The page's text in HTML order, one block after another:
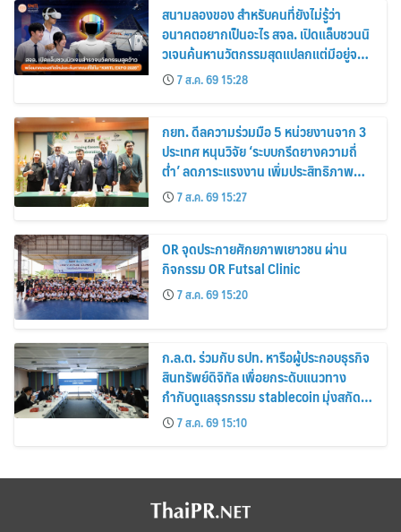
สนามลองของ สำหรับคนที่ยังไม่รู้ว่า
อนาคตอยากเป็นอะไร สจล. เปิดแล็บชวนนิ
วเจนค้นหานวัตกรรมสุดแปลกแต่มีอยู่จริง
พร้อมทดลองสกิลใหม่และค้นหาคณะที่ใช่
ใน “KMITL EXPO 2026”
7 ส.ค. 69 15:28
กยท. ดีลความร่วมมือ 5 หน่วยงานจาก 3
ประเทศ หนุนวิจัย ‘ระบบกรีดยางความถี่
ต่ำ’ ลดภาระแรงงาน เพิ่มประสิทธิภาพ
การจัดการสวนยาง เสริมคุณภาพผลผลิต
ยาง
7 ส.ค. 69 15:27
OR จุดประกายศักยภาพเยาวชน ผ่าน
กิจกรรม OR Futsal Clinic
7 ส.ค. 69 15:20
ก.ล.ต. ร่วมกับ ธปท. หารือผู้ประกอบธุรกิจ
สินทรัพย์ดิจิทัล เพื่อยกระดับแนวทาง
กำกับดูแลธุรกรรม stablecoin มุ่งสกัด
กั้นอาชญากรรมทางเทคโนโลยี
7 ส.ค. 69 15:10